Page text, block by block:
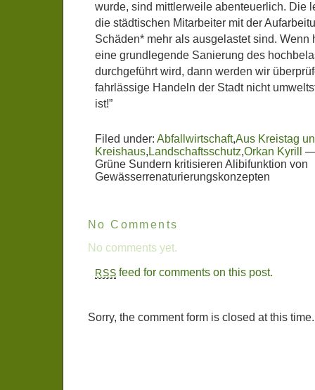
wurde, sind mittlerweile abenteuerlich. Die
die städtischen Mitarbeiter mit der
Schäden* mehr als ausgelastet sind. Wenn
eine grundlegende Sanierung des
durchgeführt wird, dann werden wir
fahrlässige Handeln der Stadt nicht
ist!”
Filed under: Abfallwirtschaft,Aus Kreistag
Kreishaus, Landschaftsschutz,Orkan Kyrill
Grüne Sundern kritisieren Alibifunktion von
Gewässerrenaturierungskonzepten
No Comments
No comments yet.
RSS feed for comments on this post.
Sorry, the comment form is closed at this time.